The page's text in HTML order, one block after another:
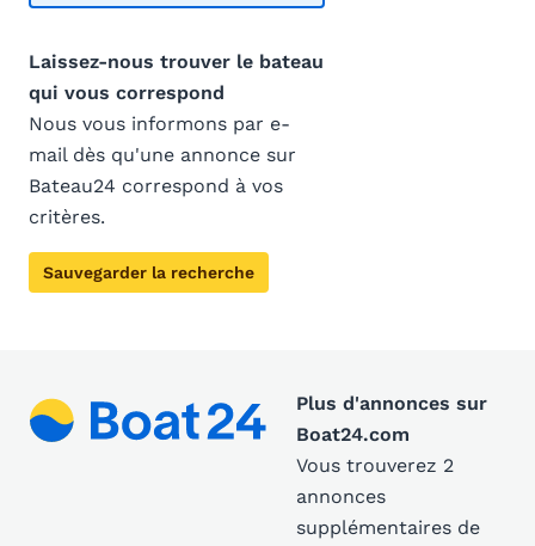
Laissez-nous trouver le bateau
qui vous correspond
Nous vous informons par e-
mail dès qu'une annonce sur
Bateau24 correspond à vos
critères.
Sauvegarder la recherche
Plus d'annonces sur
Boat24.com
Vous trouverez 2
annonces
supplémentaires de